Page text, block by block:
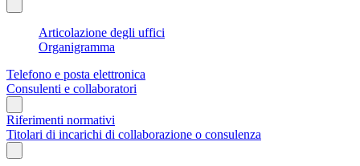
Articolazione degli uffici
Organigramma
Telefono e posta elettronica
Consulenti e collaboratori
Riferimenti normativi
Titolari di incarichi di collaborazione o consulenza